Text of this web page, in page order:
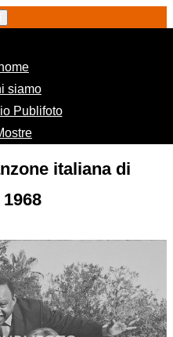
home(current)
siamo
Publifoto
italiana di